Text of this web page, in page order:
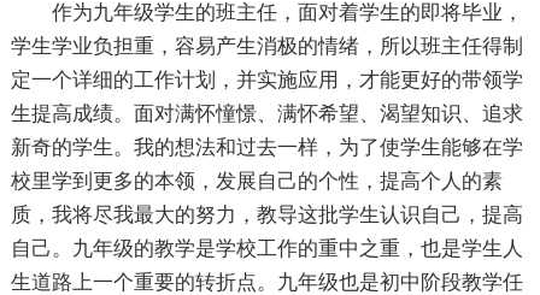
作为九年级学生的班主任，面对着学生的即将毕业，
学生学业负担重，容易产生消极的情绪，所以班主任得制
定一个详细的工作计划，并实施应用，才能更好的带领学
生提高成绩。面对满怀憧憬、满怀希望、渴望知识、追求
新奇的学生。我的想法和过去一样，为了使学生能够在学
校里学到更多的本领，发展自己的个性，提高个人的素
质，我将尽我最大的努力，教导这批学生认识自己，提高
自己。九年级的教学是学校工作的重中之重，也是学生人
生道路上一个重要的转折点。九年级也是初中阶段教学任